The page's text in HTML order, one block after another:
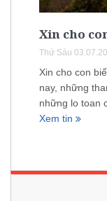
Xin cho
Thứ Sáu
Xin cho con
nay, những
những lo toan
Xem tin